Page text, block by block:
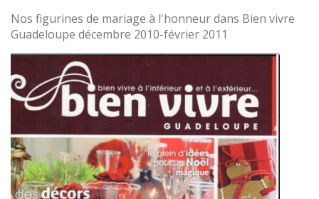
Nos figurines de mariage à l'honneur dans Bien vivre
Guadeloupe décembre 2010-février 2011